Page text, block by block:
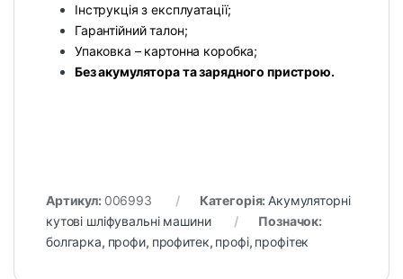
Інструкція з експлуатації;
Гарантійний талон;
Упаковка – картонна коробка;
Без акумулятора та зарядного пристрою.
Артикул: 006993 Категорія: Акумуляторні
кутові шліфувальні машини
Позначок:
болгарка, профи, профитек, профі, профітек